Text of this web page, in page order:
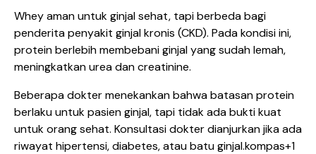
Whey aman untuk ginjal sehat, tapi berbeda bagi
penderita penyakit ginjal kronis (CKD). Pada kondisi ini,
protein berlebih membebani ginjal yang sudah lemah,
meningkatkan urea dan creatinine.
Beberapa dokter menekankan bahwa batasan protein
berlaku untuk pasien ginjal, tapi tidak ada bukti kuat
untuk orang sehat. Konsultasi dokter dianjurkan jika ada
riwayat hipertensi, diabetes, atau batu ginjal.kompas+1